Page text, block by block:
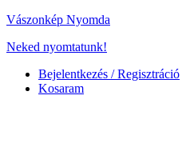
Vászonkép Nyomda
Neked nyomtatunk!
Bejelentkezés / Regisztráció
Kosaram